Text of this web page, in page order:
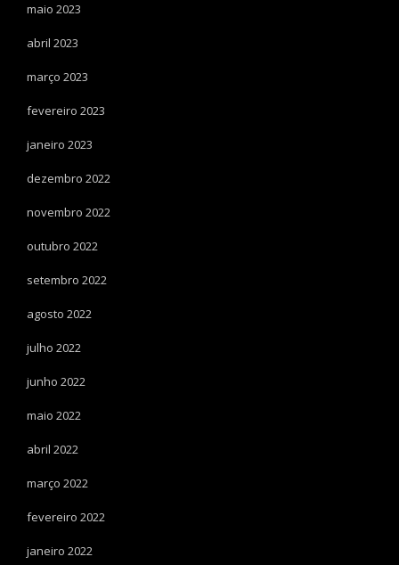
maio 2023
abril 2023
março 2023
fevereiro 2023
janeiro 2023
dezembro 2022
novembro 2022
outubro 2022
setembro 2022
agosto 2022
julho 2022
junho 2022
maio 2022
abril 2022
março 2022
fevereiro 2022
janeiro 2022